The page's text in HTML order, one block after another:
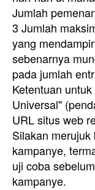
Jumlah
3 Jumlah
yang
sebenarnya
pada jumlah
Ketentuan
Universal"
URL situs web
Silakan
kampanye,
uji coba
kampanye.